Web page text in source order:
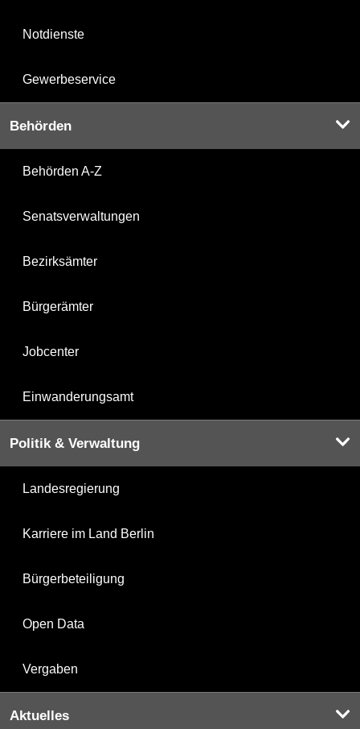
Notdienste
Gewerbeservice
Behörden
Behörden A-Z
Senatsverwaltungen
Bezirksämter
Bürgerämter
Jobcenter
Einwanderungsamt
Politik & Verwaltung
Landesregierung
Karriere im Land Berlin
Bürgerbeteiligung
Open Data
Vergaben
Aktuelles